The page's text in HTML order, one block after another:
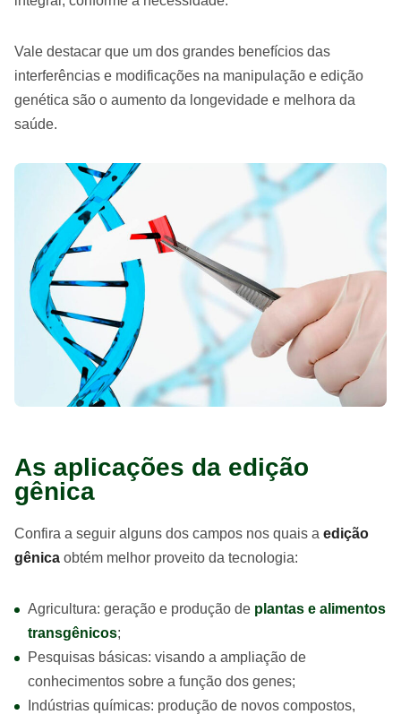
Vale destacar que um dos grandes benefícios das
interferências e modificações na manipulação e edição
genética são o aumento da longevidade e melhora da
saúde.
As aplicações da edição
gênica
Confira a seguir alguns dos campos nos quais a edição
gênica obtém melhor proveito da tecnologia:
Agricultura: geração e produção de plantas e alimentos
transgênicos;
Pesquisas básicas: visando a ampliação de
conhecimentos sobre a função dos genes;
Indústrias químicas: produção de novos compostos,